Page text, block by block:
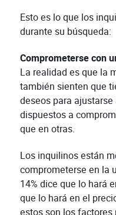
Esto es lo que los
durante su búsqueda:
Comprometerse con
La realidad es que la
también sienten que
deseos para
dispuestos a
que en otras.
Los inquilinos están
comprometerse en la
14% dice que lo hará
que lo hará en el